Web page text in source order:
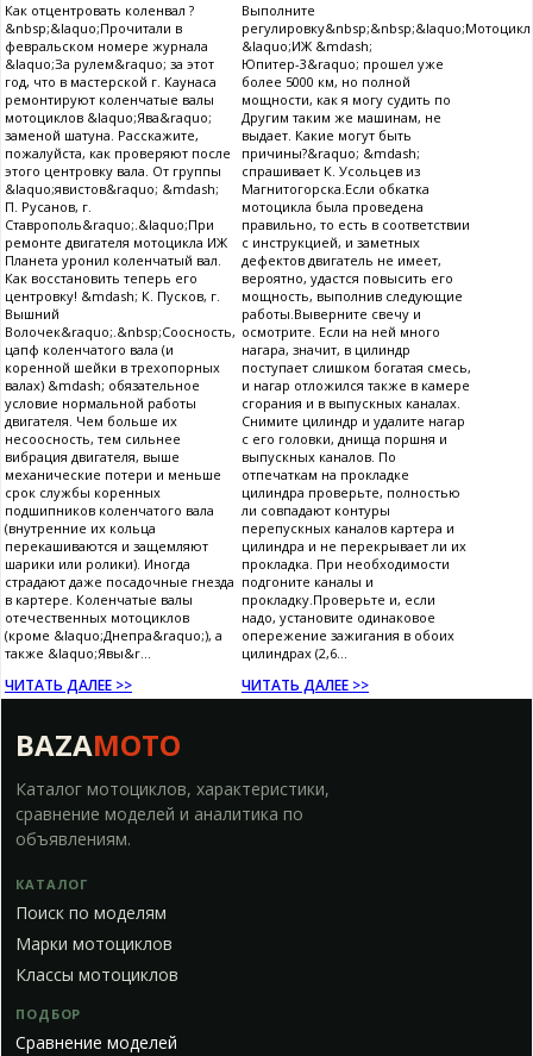
Как отцентровать коленвал ?
&nbsp;&laquo;Прочитали в
февральском номере журнала
&laquo;За рулем&raquo; за этот
год, что в мастерской г. Каунаса
ремонтируют коленчатые валы
мотоциклов &laquo;Ява&raquo;
заменой шатуна. Расскажите,
пожалуйста, как проверяют после
этого центровку вала. От группы
&laquo;явистов&raquo; &mdash;
П. Русанов, г.
Ставрополь&raquo;.&laquo;При
ремонте двигателя мотоцикла ИЖ
Планета уронил коленчатый вал.
Как восстановить теперь его
центровку! &mdash; К. Пусков, г.
Вышний
Волочек&raquo;.&nbsp;Соосность,
цапф коленчатого вала (и
коренной шейки в трехопорных
валах) &mdash; обязательное
условие нормальной работы
двигателя. Чем больше их
несоосность, тем сильнее
вибрация двигателя, выше
механические потери и меньше
срок службы коренных
подшипников коленчатого вала
(внутренние их кольца
перекашиваются и защемляют
шарики или ролики). Иногда
страдают даже посадочные гнезда
в картере. Коленчатые валы
отечественных мотоциклов
(кроме &laquo;Днепра&raquo;), а
также &laquo;Явы&r...
ЧИТАТЬ ДАЛЕЕ >>
Выполните
регулировку&nbsp;&nbsp;&laquo;Мотоцикл
&laquo;ИЖ &mdash;
Юпитер-3&raquo; прошел уже
более 5000 км, но полной
мощности, как я могу судить по
Другим таким же машинам, не
выдает. Какие могут быть
причины?&raquo; &mdash;
спрашивает К. Усольцев из
Магнитогорска.Если обкатка
мотоцикла была проведена
правильно, то есть в соответствии
с инструкцией, и заметных
дефектов двигатель не имеет,
вероятно, удастся повысить его
мощность, выполнив следующие
работы.Выверните свечу и
осмотрите. Если на ней много
нагара, значит, в цилиндр
поступает слишком богатая смесь,
и нагар отложился также в камере
сгорания и в выпускных каналах.
Снимите цилиндр и удалите нагар
с его головки, днища поршня и
выпускных каналов. По
отпечаткам на прокладке
цилиндра проверьте, полностью
ли совпадают контуры
перепускных каналов картера и
цилиндра и не перекрывает ли их
прокладка. При необходимости
подгоните каналы и
прокладку.Проверьте и, если
надо, установите одинаковое
опережение зажигания в обоих
цилиндрах (2,6...
ЧИТАТЬ ДАЛЕЕ >>
BAZAMOTO
Каталог мотоциклов, характеристики,
сравнение моделей и аналитика по
объявлениям.
КАТАЛОГ
Поиск по моделям
Марки мотоциклов
Классы мотоциклов
ПОДБОР
Сравнение моделей